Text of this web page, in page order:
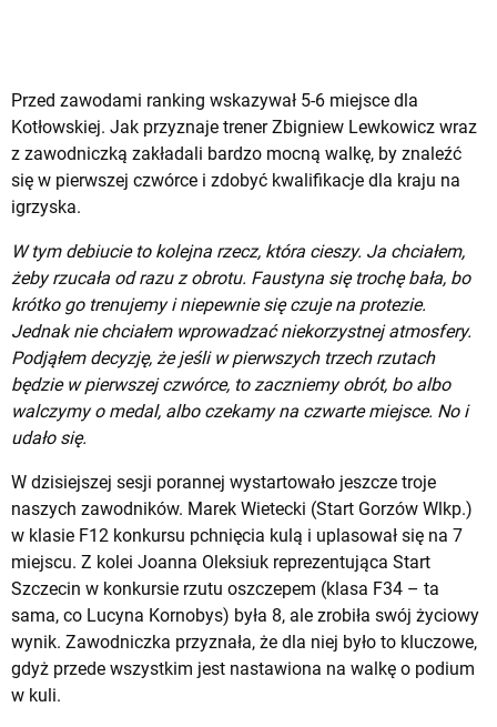
Przed zawodami ranking wskazywał 5-6 miejsce dla
Kotłowskiej. Jak przyznaje trener Zbigniew Lewkowicz wraz
z zawodniczką zakładali bardzo mocną walkę, by znaleźć
się w pierwszej czwórce i zdobyć kwalifikacje dla kraju na
igrzyska.
W tym debiucie to kolejna rzecz, która cieszy. Ja chciałem,
żeby rzucała od razu z obrotu. Faustyna się trochę bała, bo
krótko go trenujemy i niepewnie się czuje na protezie.
Jednak nie chciałem wprowadzać niekorzystnej atmosfery.
Podjąłem decyzję, że jeśli w pierwszych trzech rzutach
będzie w pierwszej czwórce, to zaczniemy obrót, bo albo
walczymy o medal, albo czekamy na czwarte miejsce. No i
udało się.
W dzisiejszej sesji porannej wystartowało jeszcze troje
naszych zawodników. Marek Wietecki (Start Gorzów Wlkp.)
w klasie F12 konkursu pchnięcia kulą i uplasował się na 7
miejscu. Z kolei Joanna Oleksiuk reprezentująca Start
Szczecin w konkursie rzutu oszczepem (klasa F34 – ta
sama, co Lucyna Kornobys) była 8, ale zrobiła swój życiowy
wynik. Zawodniczka przyznała, że dla niej było to kluczowe,
gdyż przede wszystkim jest nastawiona na walkę o podium
w kuli.